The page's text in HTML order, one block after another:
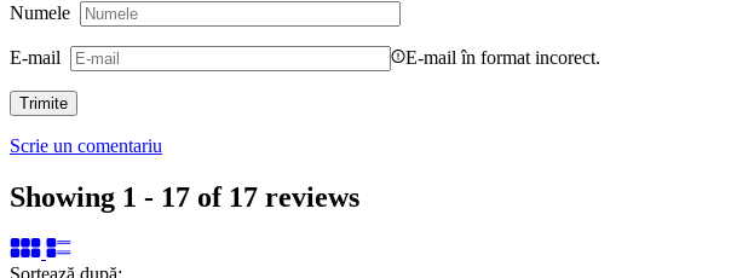
Numele
E-mail E-mail în format incorect.
Scrie un comentariu
Showing 1 - 17 of 17 reviews
Sortează după: